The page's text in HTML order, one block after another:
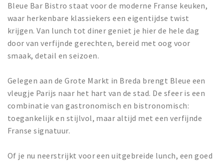
Uitjes & activiteiten
Toeristische routes
Natuurgebieden
Baroniepoorten
Privacy
Inloggen
Bleue Bar Bistro staat voor de moderne Franse keuken,
waar herkenbare klassiekers een eigentijdse twist
krijgen. Van lunch tot diner geniet je hier de hele dag
door van verfijnde gerechten, bereid met oog voor
smaak, detail en seizoen.
Gelegen aan de Grote Markt in Breda brengt Bleue een
vleugje Parijs naar het hart van de stad. De sfeer is een
combinatie van gastronomisch en bistronomisch:
toegankelijk en stijlvol, maar altijd met een verfijnde
Franse signatuur.
Of je nu neerstrijkt voor een uitgebreide lunch, een goed